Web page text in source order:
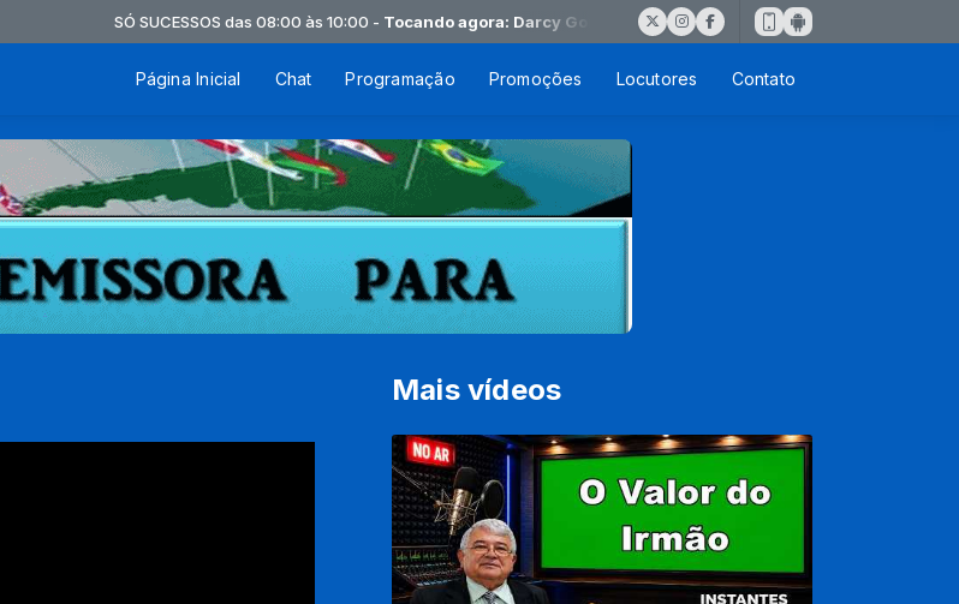
SÓ SUCESSOS das 08:00 às 10:00 -Tocando agora: Darcy Gonçalves EU VOAREI
Página Inicial Chat Programação Promoções Locutores Contato
Mais vídeos